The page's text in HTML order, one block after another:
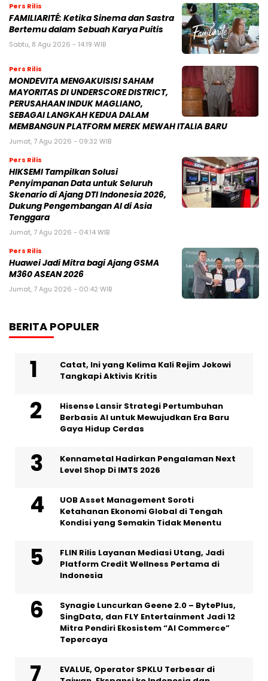
Pers Rilis
FAMILIARITÉ: Ketika Sinema dan Sastra
Bertemu dalam Sebuah Karya Puitis
Sabtu, 8 Agu 2026 - 14:19 WIB
Pers Rilis
MONDEVITA MENGAKUISISI SAHAM
MAYORITAS DI UNDERSCORE DISTRICT,
PERUSAHAAN INDUK MAGLIANO,
SEBAGAI LANGKAH KEDUA DALAM
MEMBANGUN PLATFORM MEREK MEWAH ITALIA BARU
Jumat, 7 Agu 2026 - 09:32 WIB
Pers Rilis
HIKSEMI Tampilkan Solusi
Penyimpanan Data untuk Seluruh
Skenario di Ajang DTI Indonesia 2026,
Dukung Pengembangan AI di Asia
Tenggara
Jumat, 7 Agu 2026 - 04:14 WIB
Pers Rilis
Huawei Jadi Mitra bagi Ajang GSMA
M360 ASEAN 2026
Jumat, 7 Agu 2026 - 00:42 WIB
BERITA POPULER
Catat, Ini yang Kelima Kali Rejim Jokowi
Tangkapi Aktivis Kritis
Hisense Lansir Strategi Pertumbuhan
Berbasis AI untuk Mewujudkan Era Baru
Gaya Hidup Cerdas
Kennametal Hadirkan Pengalaman Next
Level Shop Di IMTS 2026
UOB Asset Management Soroti
Ketahanan Ekonomi Global di Tengah
Kondisi yang Semakin Tidak Menentu
FLIN Rilis Layanan Mediasi Utang, Jadi
Platform Credit Wellness Pertama di
Indonesia
Synagie Luncurkan Geene 2.0 – BytePlus,
SingData, dan FLY Entertainment Jadi 12
Mitra Pendiri Ekosistem “AI Commerce”
Tepercaya
EVALUE, Operator SPKLU Terbesar di